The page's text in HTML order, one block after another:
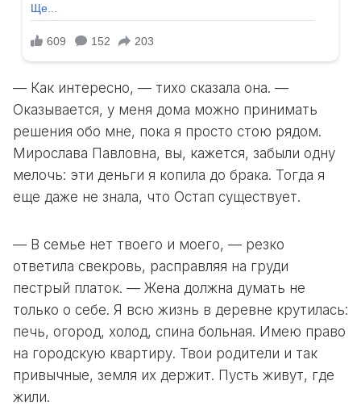
— Как интересно, — тихо сказала она. —
Оказывается, у меня дома можно принимать
решения обо мне, пока я просто стою рядом.
Мирослава Павловна, вы, кажется, забыли одну
мелочь: эти деньги я копила до брака. Тогда я
еще даже не знала, что Остап существует.
— В семье нет твоего и моего, — резко
ответила свекровь, расправляя на груди
пестрый платок. — Жена должна думать не
только о себе. Я всю жизнь в деревне крутилась:
печь, огород, холод, спина больная. Имею право
на городскую квартиру. Твои родители и так
привычные, земля их держит. Пусть живут, где
жили.